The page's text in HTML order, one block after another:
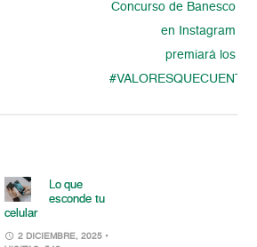
Concurso de Banesco
en Instagram
premiará los
Lo que
esconde tu
celular
2 DICIEMBRE, 2025 •